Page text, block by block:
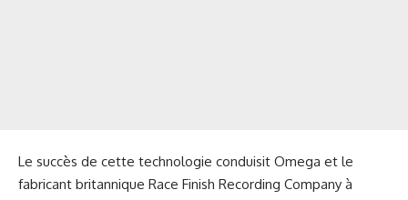
Le succès de cette technologie conduisit Omega et le
fabricant britannique Race Finish Recording Company à